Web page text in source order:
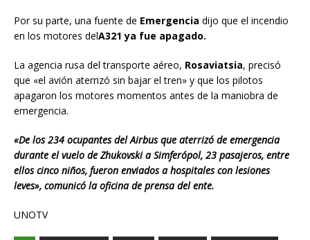
Por su parte, una fuente de Emergencia dijo que el incendio
en los motores delA321 ya fue apagado.
La agencia rusa del transporte aéreo, Rosaviatsia, precisó
que «el avión aterrizó sin bajar el tren» y que los pilotos
apagaron los motores momentos antes de la maniobra de
emergencia.
«De los 234 ocupantes del Airbus que aterrizó de emergencia
durante el vuelo de Zhukovski a Simferópol, 23 pasajeros, entre
ellos cinco niños, fueron enviados a hospitales con lesiones
leves», comunicó la oficina de prensa del ente.
UNOTV